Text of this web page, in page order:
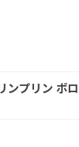
ンプリン ボ